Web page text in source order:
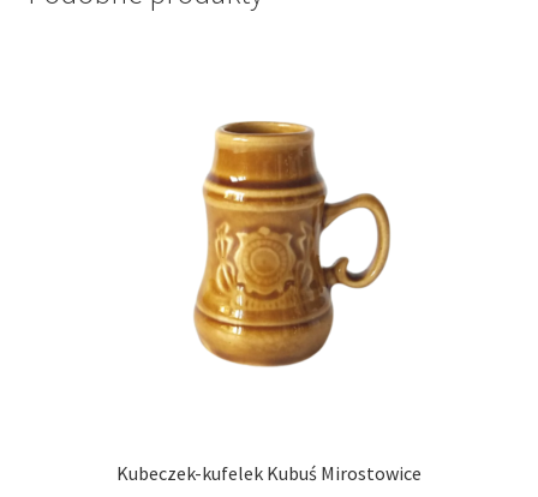
Kubeczek-kufelek Kubuś Mirostowice